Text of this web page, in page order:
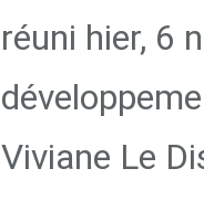
réuni hier, 6
Viviane Le